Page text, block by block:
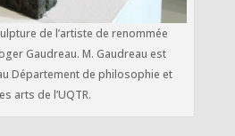
de l’artiste de renommée
Gaudreau. M. Gaudreau est
Département de philosophie et
arts de l’UQTR.